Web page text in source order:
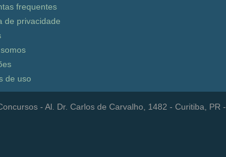
frequentes
de privacidade
de uso
- Al. Dr. Carlos de Carvalho, 1482 - Curitiba, PR -